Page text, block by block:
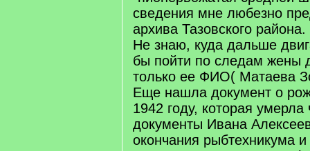
сведения мне любезно
архива Тазовского района.
Не знаю, куда дальше
бы пойти по следам жены
только ее ФИО( Матаева
Еще нашла документ о
1942 году, которая умерла
документы Ивана
окончания рыбтехникума